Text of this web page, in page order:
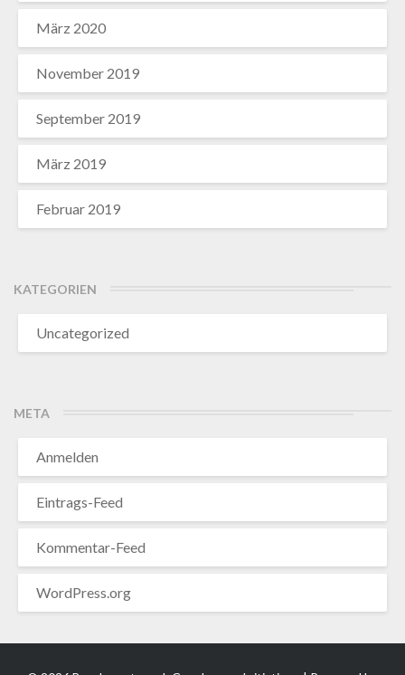
März 2020
November 2019
September 2019
März 2019
Februar 2019
KATEGORIEN
Uncategorized
META
Anmelden
Eintrags-Feed
Kommentar-Feed
WordPress.org